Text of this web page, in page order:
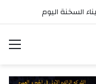
السخنة اليوم